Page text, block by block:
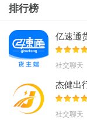
排行榜
亿速通
社交聊天
杰健出
社交聊天